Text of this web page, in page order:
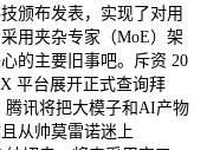
颁布发表，实现了对用
用夹杂专家（MoE）架
的主要旧事吧。斥资 20
平台展开正式查询拜
腾讯将把大模子和AI产物
从帅莫雷诺迷上